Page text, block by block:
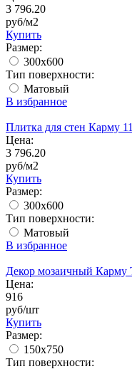
3 796.20
руб/м2
Купить
Размер:
300x600
Тип поверхности:
Матовый
В избранное
Плитка для стен Карму
Цена:
3 796.20
руб/м2
Купить
Размер:
300x600
Тип поверхности:
Матовый
В избранное
Декор мозаичный Карму
Цена:
916
руб/шт
Купить
Размер:
150x750
Тип поверхности: